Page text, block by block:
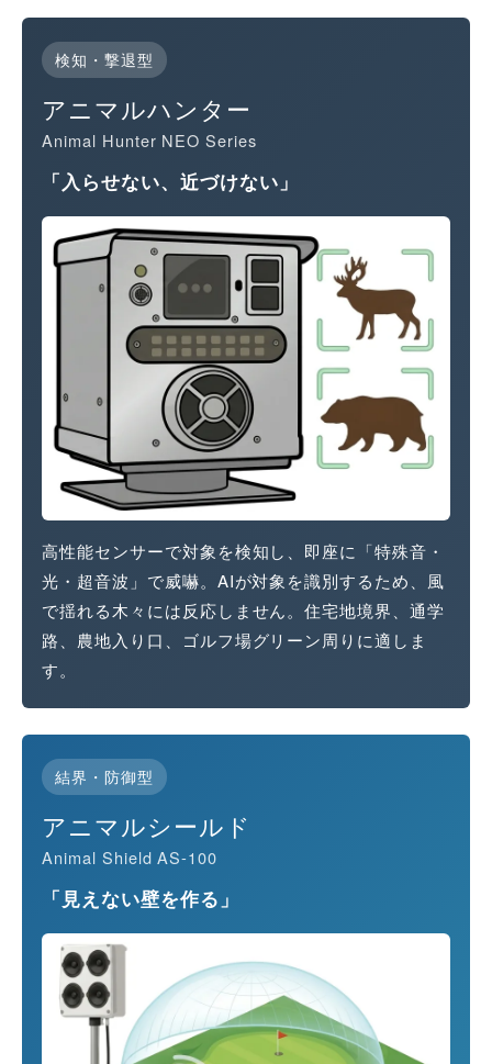
検知・撃退型
アニマルハンター
Animal Hunter NEO Series
「入らせない、近づけない」
高性能センサーで対象を検知し、即座に「特殊音・
光・超音波」で威嚇。AIが対象を識別するため、風
で揺れる木々には反応しません。住宅地境界、通学
路、農地入り口、ゴルフ場グリーン周りに適しま
す。
結界・防御型
アニマルシールド
Animal Shield AS-100
「見えない壁を作る」